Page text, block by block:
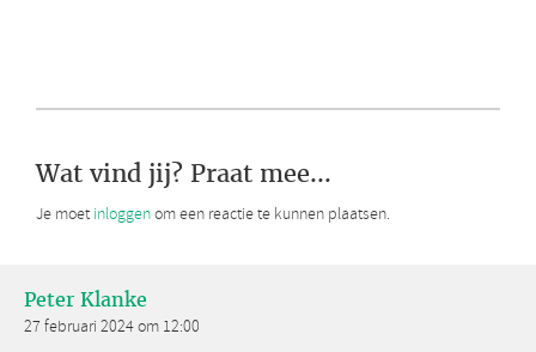
Wat vind jij? Praat mee...
Je moet inloggenom een reactie te kunnen plaatsen.
Peter Klanke
27 februari 2024 om 12:00